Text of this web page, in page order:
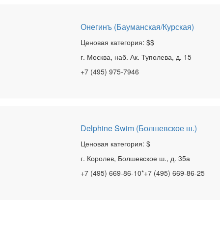
Онегинъ (Бауманская/Курская)
Ценовая категория: $$
г. Москва, наб. Ак. Туполева, д. 15
+7 (495) 975-7946
Delphine Swim (Болшевское ш.)
Ценовая категория: $
г. Королев, Болшевское ш., д. 35а
+7 (495) 669-86-10*+7 (495) 669-86-25